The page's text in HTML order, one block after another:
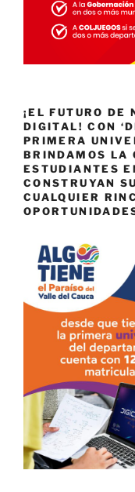
¡EL FUTURO DE
DIGITAL! CON
PRIMERA
BRINDAMOS LA
ESTUDIANTES
CONSTRUYAN
CUALQUIER